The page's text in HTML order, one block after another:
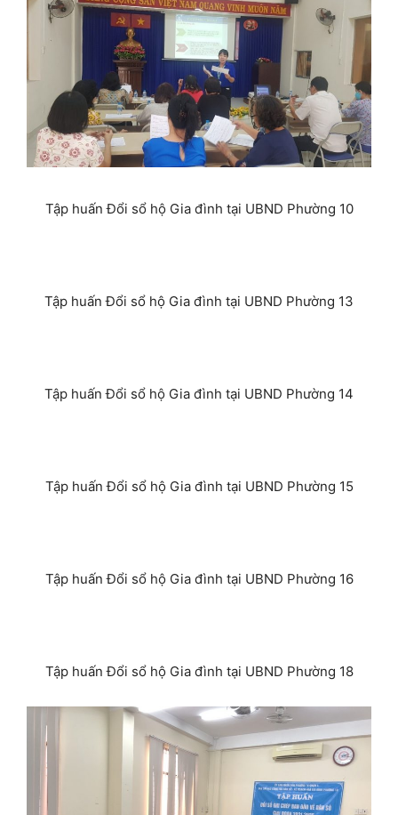
Tập huấn Đổi sổ hộ Gia đình tại UBND Phường 10
Tập huấn Đổi sổ hộ Gia đình tại UBND Phường 13
Tập huấn Đổi sổ hộ Gia đình tại UBND Phường 14
Tập huấn Đổi sổ hộ Gia đình tại UBND Phường 15
Tập huấn Đổi sổ hộ Gia đình tại UBND Phường 16
Tập huấn Đổi sổ hộ Gia đình tại UBND Phường 18